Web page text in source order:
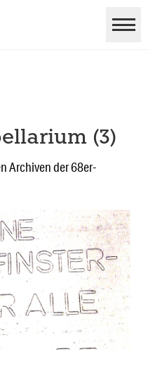
(3)
Archiven der 68er-